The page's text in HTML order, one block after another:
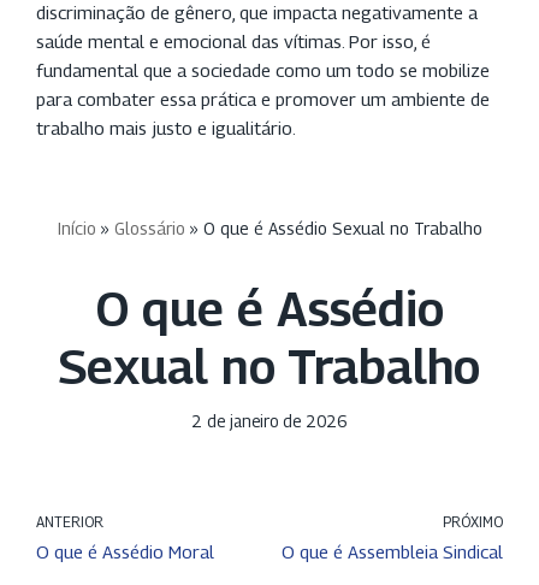
discriminação de gênero, que impacta negativamente a
saúde mental e emocional das vítimas. Por isso, é
fundamental que a sociedade como um todo se mobilize
para combater essa prática e promover um ambiente de
trabalho mais justo e igualitário.
Início » Glossário » O que é Assédio Sexual no Trabalho
O que é Assédio
Sexual no Trabalho
2 de janeiro de 2026
ANTERIOR
O que é Assédio Moral
PRÓXIMO
O que é Assembleia Sindical